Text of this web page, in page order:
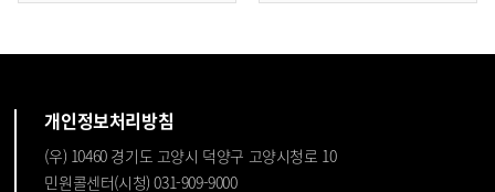
개인정보처리방침
(우) 10460 경기도 고양시 덕양구 고양시청로 10
민원콜센터(시청) 031-909-9000